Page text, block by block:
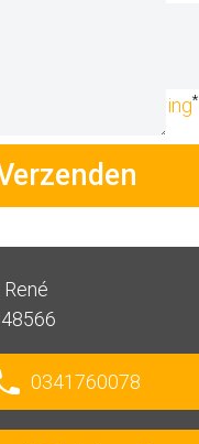
privacyverklaring*
0341760078